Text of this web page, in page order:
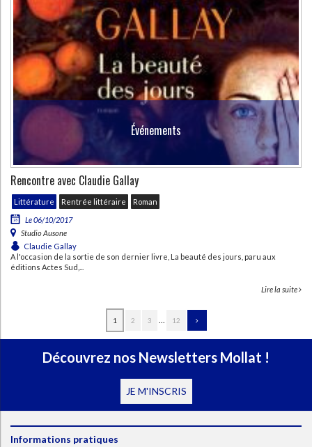
Événements
Rencontre avec Claudie Gallay
Littérature Rentrée littéraire
Roman
Le 06/10/2017
Studio Ausone
Claudie Gallay
A l'occasion de la sortie de son dernier livre, La beauté des jours, paru aux
éditions Actes Sud,...
Lire la suite
1 2 3 12
Découvrez nos Newsletters Mollat !
JE M'INSCRIS
Informations pratiques